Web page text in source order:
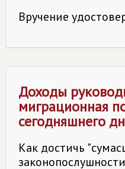
Вручение
Доходы
миграционная
сегодняшнего
Как достичь